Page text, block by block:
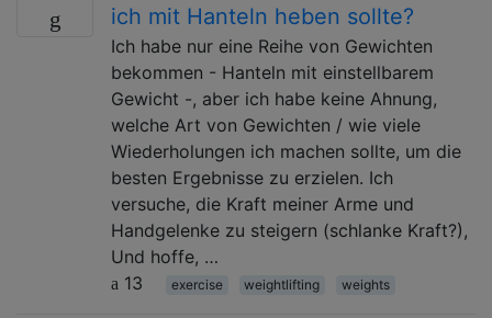
ich mit Hanteln heben sollte?
Ich habe nur eine Reihe von Gewichten
bekommen - Hanteln mit einstellbarem
Gewicht -, aber ich habe keine Ahnung,
welche Art von Gewichten / wie viele
Wiederholungen ich machen sollte, um die
besten Ergebnisse zu erzielen. Ich
versuche, die Kraft meiner Arme und
Handgelenke zu steigern (schlanke Kraft?),
Und hoffe, …
13
exercise weightlifting weights